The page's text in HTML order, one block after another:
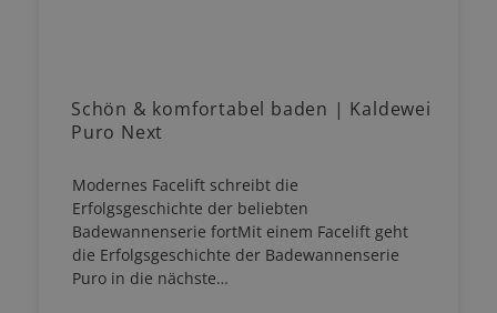
Schön & komfortabel baden | Kaldewei
Puro Next
Modernes Facelift schreibt die
Erfolgsgeschichte der beliebten
Badewannenserie fortMit einem Facelift geht
die Erfolgsgeschichte der Badewannenserie
Puro in die nächste…